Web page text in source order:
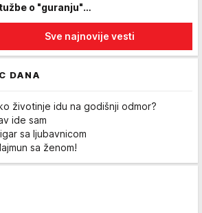
o "guranju"
ponovo
Sve najnovije vesti
DANA
životinje idu na godišnji odmor?
ide sam
sa ljubavnicom
sa ženom!